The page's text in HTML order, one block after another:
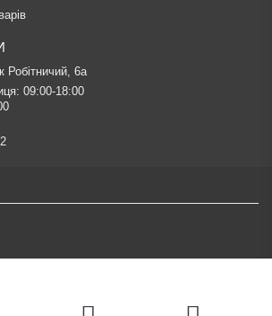
Робітничий, 6а
09:00-18:00